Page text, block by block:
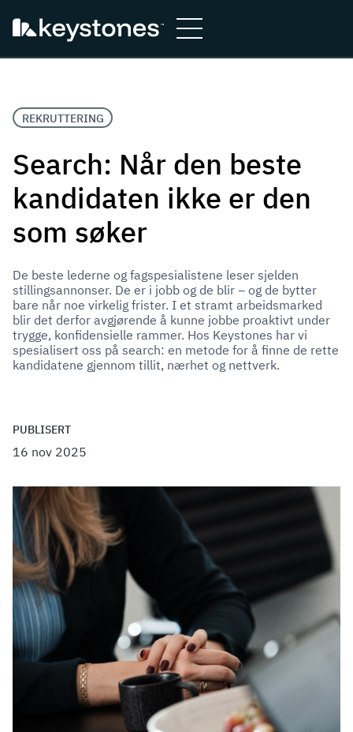
innhold
REKRUTTERING
Search: Når den beste
kandidaten ikke er den
som søker
De beste lederne og fagspesialistene leser sjelden
stillingsannonser. De er i jobb og de blir – og de bytter
bare når noe virkelig frister. I et stramt arbeidsmarked
blir det derfor avgjørende å kunne jobbe proaktivt under
trygge, konfidensielle rammer. Hos Keystones har vi
spesialisert oss på search: en metode for å finne de rette
kandidatene gjennom tillit, nærhet og nettverk.
PUBLISERT
16 nov 2025